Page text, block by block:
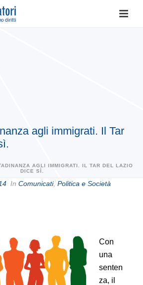
agli immigrati. Il Tar
AGLI IMMIGRATI. IL TAR DEL LAZIO
DICE SÌ.
In Comunicati, Politica e Società
Con
una
senten
za, il